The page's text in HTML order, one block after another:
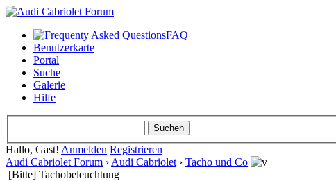
FAQ
Benutzerkarte
Portal
Suche
Galerie
Hilfe
Hallo, Gast! Anmelden Registrieren
Audi Cabriolet Forum › Audi Cabriolet › Tacho und Co
[Bitte] Tachobeleuchtung